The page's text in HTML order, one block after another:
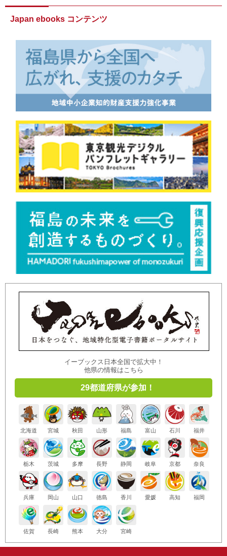
Japan ebooks コンテンツ
イーブックス日本全国で拡大中！
他県の情報はこちら
29都道府県が参加！
北海道 宮城 秋田 山形 福島 富山 石川 福井
栃木 茨城 多摩 長野 静岡 岐阜 京都 奈良
兵庫 岡山 山口 徳島 香川 愛媛 高知 福岡
佐賀 長崎 熊本 大分 宮崎